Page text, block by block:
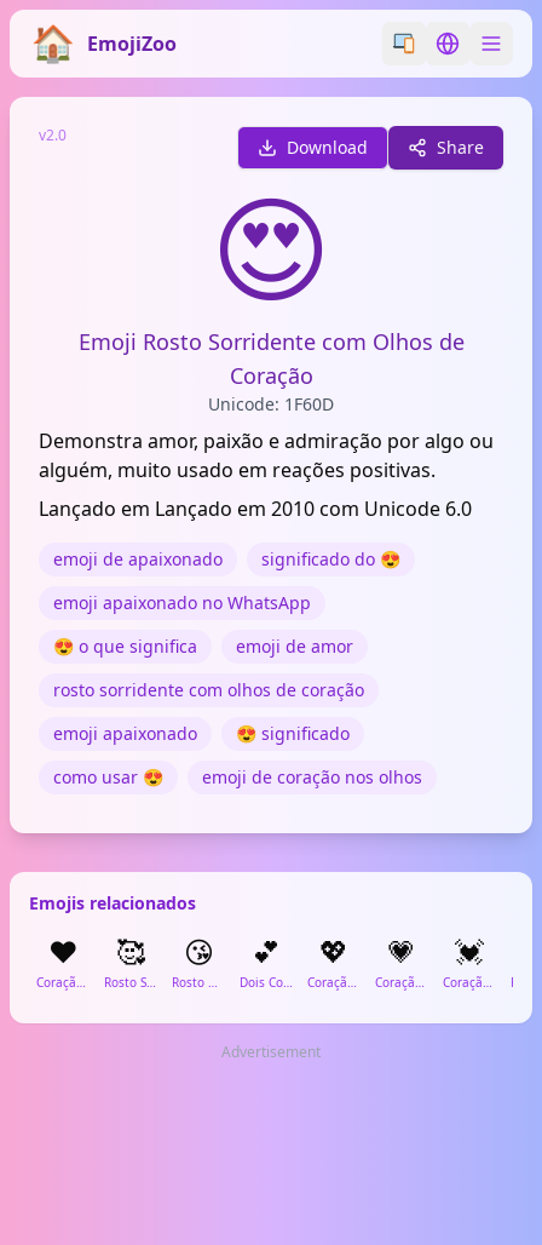
EmojiZoo Switch emoji
Switch
v2.0
Download Share
😍
Emoji Rosto Sorridente com Olhos de
Coração
Unicode: 1F60D
Demonstra amor, paixão e admiração por algo ou
alguém, muito usado em reações positivas.
Lançado em Lançado em 2010 com Unicode 6.0
emoji de apaixonado
significado do 😍
emoji apaixonado no WhatsApp
😍 o que significa
emoji de amor
rosto sorridente com olhos de coração
emoji apaixonado
😍 significado
como usar 😍
emoji de coração nos olhos
Emojis relacionados
❤️
Coração Vermelho
🥰
Rosto Sorridente com Corações
😘
Rosto Mandando Beijo
💕
Dois Corações
💖
Coração Brilhante
💗
Coração Crescendo
💓
Coração Batendo
Advertisement